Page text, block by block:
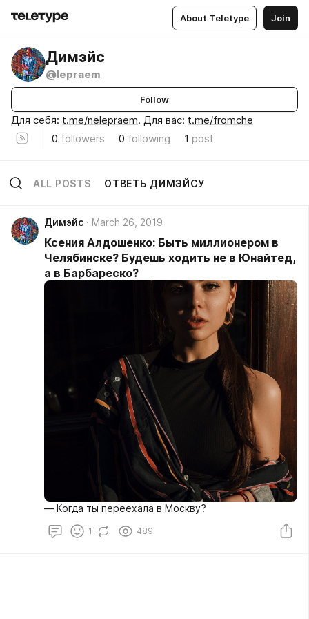
About Teletype Join
Димэйс
@lepraem
Follow
Для себя: t.me/nelepraem. Для вас: t.me/fromche
0 followers 0 following 1 post
ALL POSTS ОТВЕТЬ ДИМЭЙСУ
Димэйс March 26, 2019
Ксения Алдошенко: Быть миллионером в
Челябинске? Будешь ходить не в Юнайтед,
а в Барбареско?
— Когда ты переехала в Москву?
1 489